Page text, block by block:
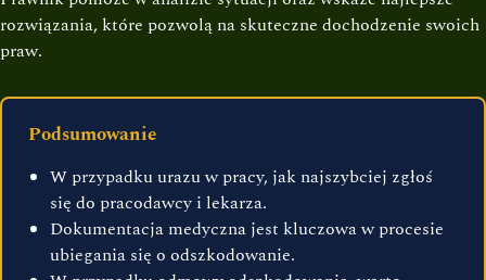
rozwiązania, które pozwolą na skuteczne dochodzenie swoich
praw.
Podsumowanie
W przypadku urazu w pracy, jak najszybciej zgłoś
się do pracodawcy i lekarza.
Dokumentacja medyczna jest kluczowa w procesie
ubiegania się o odszkodowanie.